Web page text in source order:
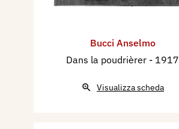
Bucci Anselmo
Dans la poudrièrer - 1917
Visualizza scheda